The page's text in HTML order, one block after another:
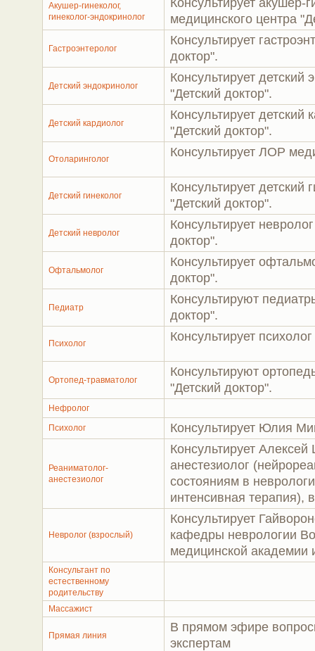
Акушер-гинеколог,
гинеколог-эндокринолог
медицинского центра
Гастроэнтеролог
Консультирует
доктор".
Детский эндокринолог
Консультирует детский
"Детский доктор".
Детский кардиолог
Консультирует детский
"Детский доктор".
Отоларинголог Консультирует ЛОР
Детский гинеколог
Консультирует детский
"Детский доктор".
Детский невролог
Консультирует
доктор".
Офтальмолог
Консультирует
доктор".
Педиатр
Консультируют
доктор".
Психолог Консультирует
Ортопед-травматолог
Консультируют
"Детский доктор".
Нефролог
Психолог
Консультирует Юлия
Реаниматолог-
анестезиолог
Консультирует
анестезиолог
состояниям в
интенсивная терапия),
Невролог (взрослый)
Консультирует
кафедры неврологии
медицинской
Консультант по
естественному
родительству
Массажист
Прямая линия
В прямом эфире
экспертам